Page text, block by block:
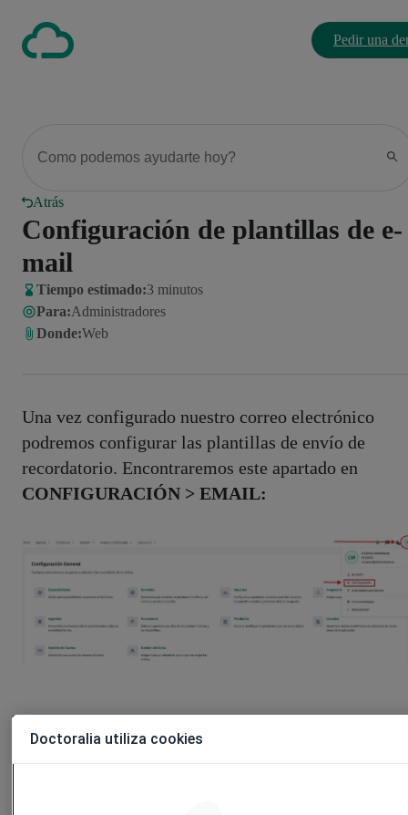
Pedir una
Atrás
Configuración de plantillas de e-
mail
Tiempo estimado:3 minutos
Para:Administradores
Donde:Web
Una vez configurado nuestro correo electrónico
podremos configurar las plantillas de envío de
recordatorio. Encontraremos este apartado en
CONFIGURACIÓN > EMAIL:
Doctoralia utiliza cookies